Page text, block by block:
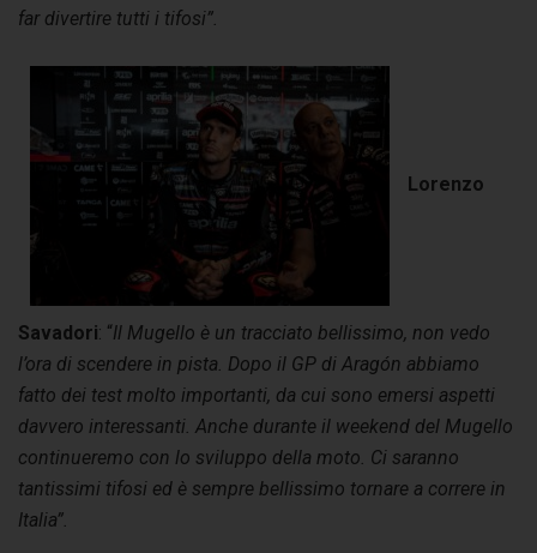
far divertire tutti i tifosi”.
Lorenzo
Savadori: “Il Mugello è un tracciato bellissimo, non vedo
l’ora di scendere in pista. Dopo il GP di Aragón abbiamo
fatto dei test molto importanti, da cui sono emersi aspetti
davvero interessanti. Anche durante il weekend del Mugello
continueremo con lo sviluppo della moto. Ci saranno
tantissimi tifosi ed è sempre bellissimo tornare a correre in
Italia”.